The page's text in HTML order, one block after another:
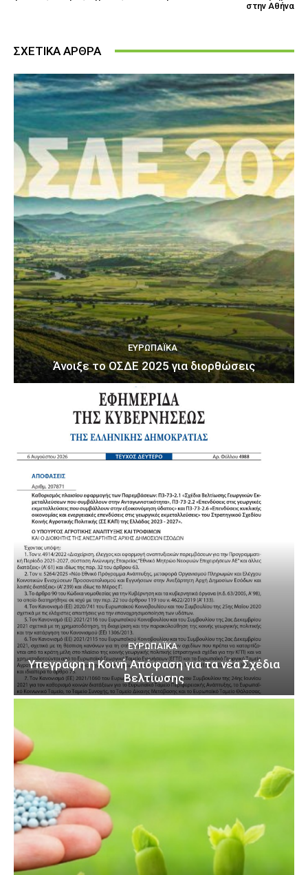
στην Αθήνα
ΣΧΕΤΙΚΑ ΑΡΘΡΑ
ΕΥΡΩΠΑΪΚΆ
Άνοιξε το ΟΣΔΕ 2025 για διορθώσεις
ΕΥΡΩΠΑΪΚΆ
Υπεγράφη η Κοινή Απόφαση για τα νέα Σχέδια
Βελτίωσης